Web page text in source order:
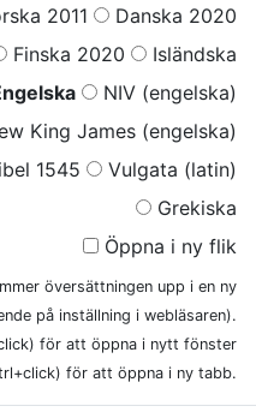
2011
Danska 2020
Finska 2020
Isländska
NIV (engelska)
King James (engelska)
1545
Vulgata (latin)
Grekiska
Öppna i ny flik
översättningen upp i en ny
på inställning i webläsaren).
för att öppna i nytt fönster
för att öppna i ny tabb.